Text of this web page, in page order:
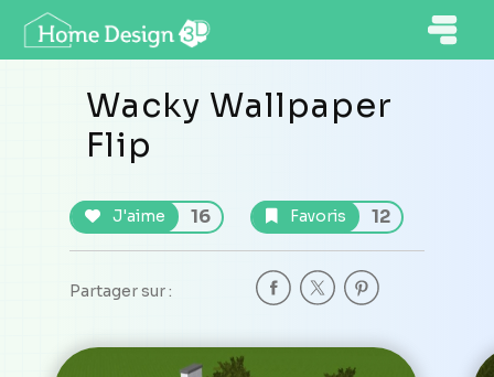
Wacky Wallpaper
Flip
J'aime 16 Favoris 12
Partager sur :